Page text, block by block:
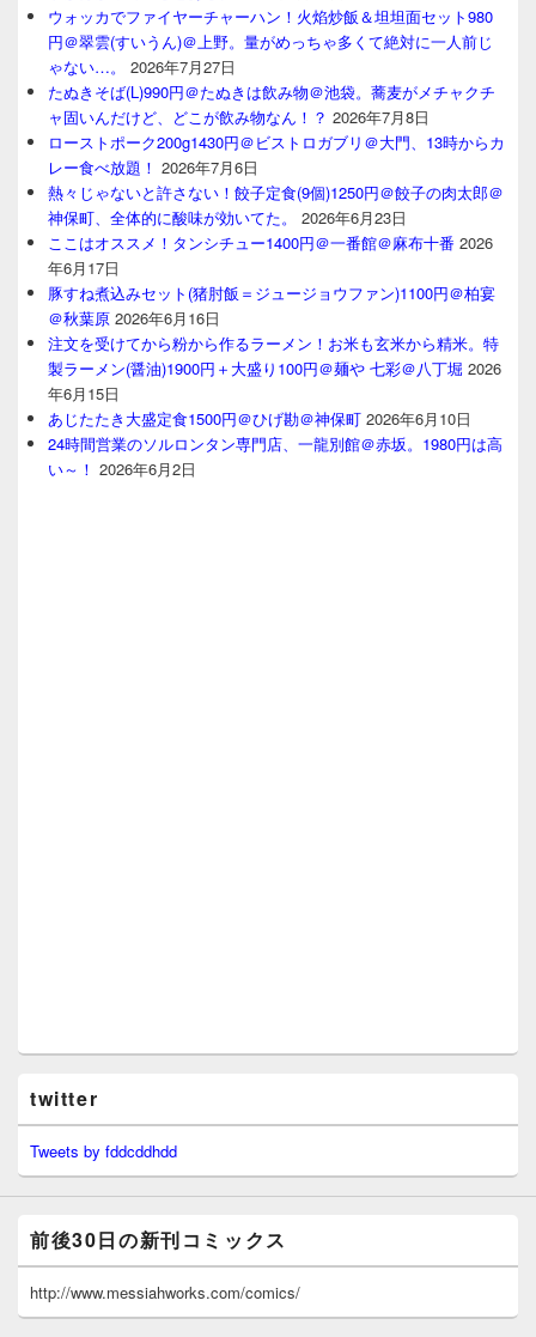
ウォッカでファイヤーチャーハン！火焰炒飯＆坦坦面セット980
円＠翠雲(すいうん)＠上野。量がめっちゃ多くて絶対に一人前じ
ゃない…。
2026年7月27日
たぬきそば(L)990円＠たぬきは飲み物＠池袋。蕎麦がメチャクチ
ャ固いんだけど、どこが飲み物なん！？ 2026年7月8日
ローストポーク200g1430円＠ビストロガブリ＠大門、13時からカ
レー食べ放題！ 2026年7月6日
熱々じゃないと許さない！餃子定食(9個)1250円＠餃子の肉太郎＠
神保町、全体的に酸味が効いてた。
2026年6月23日
ここはオススメ！タンシチュー1400円＠一番館＠麻布十番 2026
年6月17日
豚すね煮込みセット(猪肘飯＝ジュージョウファン)1100円＠柏宴
＠秋葉原 2026年6月16日
注文を受けてから粉から作るラーメン！お米も玄米から精米。特
製ラーメン(醤油)1900円＋大盛り100円＠麺や 七彩＠八丁堀 2026
年6月15日
あじたたき大盛定食1500円＠ひげ勘＠神保町 2026年6月10日
24時間営業のソルロンタン専門店、一龍別館＠赤坂。1980円は高
い～！ 2026年6月2日
twitter
Tweets by fddcddhdd
前後30日の新刊コミックス
http://www.messiahworks.com/comics/